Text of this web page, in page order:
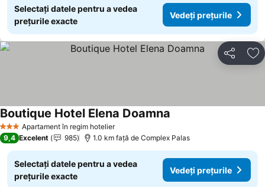
Selectați datele pentru a vedea
prețurile exacte
Vedeți prețurile
Distribuiți
3 SteleApartament în regim hotelier
Boutique Hotel Elena Doamna
9,4 Excelent 985 1.0 km faţă de Complex Palas
Selectați datele pentru a vedea
prețurile exacte
Vedeți prețurile